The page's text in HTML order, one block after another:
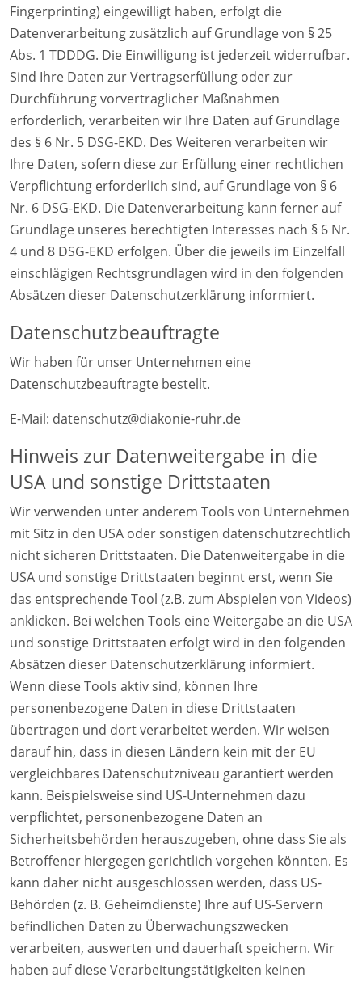
Fingerprinting) eingewilligt haben, erfolgt die
Datenverarbeitung zusätzlich auf Grundlage von § 25
Abs. 1 TDDDG. Die Einwilligung ist jederzeit widerrufbar.
Sind Ihre Daten zur Vertragserfüllung oder zur
Durchführung vorvertraglicher Maßnahmen
erforderlich, verarbeiten wir Ihre Daten auf Grundlage
des § 6 Nr. 5 DSG-EKD. Des Weiteren verarbeiten wir
Ihre Daten, sofern diese zur Erfüllung einer rechtlichen
Verpflichtung erforderlich sind, auf Grundlage von § 6
Nr. 6 DSG-EKD. Die Datenverarbeitung kann ferner auf
Grundlage unseres berechtigten Interesses nach § 6 Nr.
4 und 8 DSG-EKD erfolgen. Über die jeweils im Einzelfall
einschlägigen Rechtsgrundlagen wird in den folgenden
Absätzen dieser Datenschutzerklärung informiert.
Datenschutz­beauftragte
Wir haben für unser Unternehmen eine
Datenschutzbeauftragte bestellt.
E-Mail: datenschutz@diakonie-ruhr.de
Hinweis zur Datenweitergabe in die
USA und sonstige Drittstaaten
Wir verwenden unter anderem Tools von Unternehmen
mit Sitz in den USA oder sonstigen datenschutzrechtlich
nicht sicheren Drittstaaten. Die Datenweitergabe in die
USA und sonstige Drittstaaten beginnt erst, wenn Sie
das entsprechende Tool (z.B. zum Abspielen von Videos)
anklicken. Bei welchen Tools eine Weitergabe an die USA
und sonstige Drittstaaten erfolgt wird in den folgenden
Absätzen dieser Datenschutzerklärung informiert.
Wenn diese Tools aktiv sind, können Ihre
personenbezogene Daten in diese Drittstaaten
übertragen und dort verarbeitet werden. Wir weisen
darauf hin, dass in diesen Ländern kein mit der EU
vergleichbares Datenschutzniveau garantiert werden
kann. Beispielsweise sind US-Unternehmen dazu
verpflichtet, personenbezogene Daten an
Sicherheitsbehörden herauszugeben, ohne dass Sie als
Betroffener hiergegen gerichtlich vorgehen könnten. Es
kann daher nicht ausgeschlossen werden, dass US-
Behörden (z. B. Geheimdienste) Ihre auf US-Servern
befindlichen Daten zu Überwachungszwecken
verarbeiten, auswerten und dauerhaft speichern. Wir
haben auf diese Verarbeitungstätigkeiten keinen